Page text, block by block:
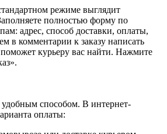
режиме выглядит
полностью форму по
адрес, способ доставки, оплаты,
в комментарии к заказу написать
курьеру вас найти. Нажмите
способом. В интернет-
оплаты: